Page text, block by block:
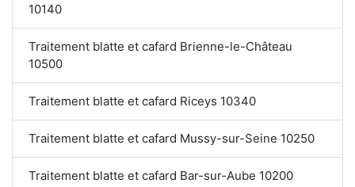
10140
Traitement blatte et cafard Brienne-le-Château
10500
Traitement blatte et cafard Riceys 10340
Traitement blatte et cafard Mussy-sur-Seine 10250
Traitement blatte et cafard Bar-sur-Aube 10200